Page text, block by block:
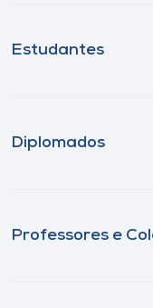
Estudantes
Diplomados
Professores e